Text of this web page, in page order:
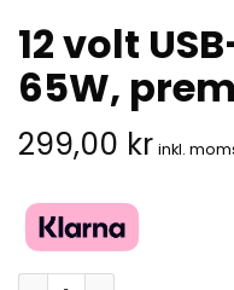
12 volt
65W,
299,00 kr inkl.
12 volt USB-laddare,